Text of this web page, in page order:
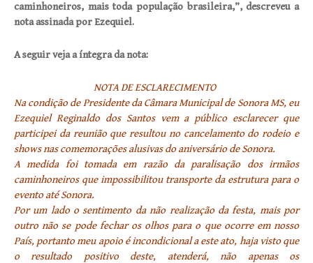
caminhoneiros, mais toda população brasileira,”, descreveu a
nota assinada por Ezequiel.
A seguir veja a íntegra da nota:
NOTA DE ESCLARECIMENTO
Na condição de Presidente da Câmara Municipal de Sonora MS, eu
Ezequiel Reginaldo dos Santos vem a público esclarecer que
participei da reunião que resultou no cancelamento do rodeio e
shows nas comemorações alusivas do aniversário de Sonora.
A medida foi tomada em razão da paralisação dos irmãos
caminhoneiros que impossibilitou transporte da estrutura para o
evento até Sonora.
Por um lado o sentimento da não realização da festa, mais por
outro não se pode fechar os olhos para o que ocorre em nosso
País, portanto meu apoio é incondicional a este ato, haja visto que
o resultado positivo deste, atenderá, não apenas os